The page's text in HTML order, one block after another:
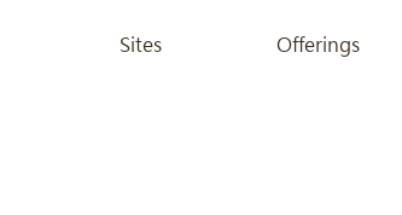
Sites Offerings